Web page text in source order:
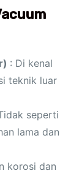
: Di kenal
teknik luar
seperti
lama dan
korosi dan